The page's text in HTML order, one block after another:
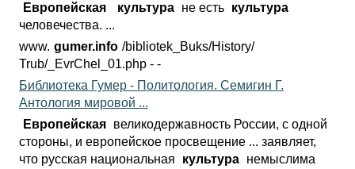
Европейская
культура не есть культура
человечества. ...
www. gumer.info /bibliotek_Buks/History/
Trub/_EvrChel_01.php - -
Библиотека Гумер - Политология. Семигин Г.
Антология мировой ...
Европейская великодержавность России, с одной
стороны, и европейское просвещение ... заявляет,
что русская национальная
культура немыслима